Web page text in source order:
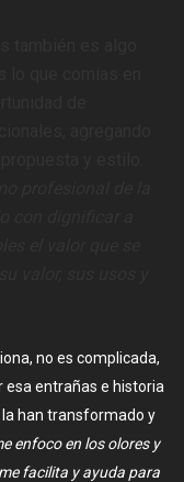
no es complicada,
esa entrañas e historia
han transformado y
enfoco en los olores y
facilita y ayuda para